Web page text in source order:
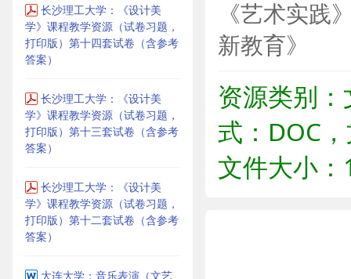
长沙理工大学：《设计美
学》课程教学资源（试卷习题，
打印版）第十四套试卷（含参考
答案）
长沙理工大学：《设计美
学》课程教学资源（试卷习题，
打印版）第十三套试卷（含参考
答案）
长沙理工大学：《设计美
学》课程教学资源（试卷习题，
打印版）第十二套试卷（含参考
答案）
大连大学：音乐表演（文艺
《艺术实践
新教育》
资源类别
式：DOC
文件大小